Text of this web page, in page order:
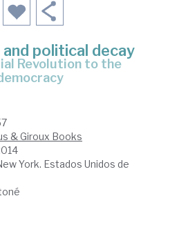
political decay
& Giroux Books
York. Estados Unidos de